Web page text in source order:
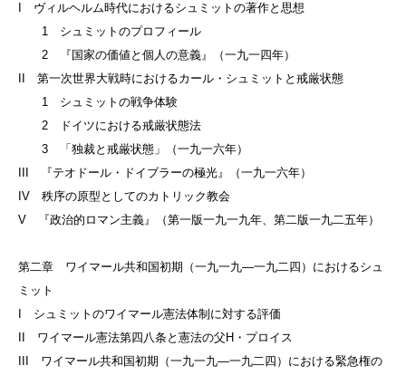
I ヴィルヘルム時代におけるシュミットの著作と思想
1 シュミットのプロフィール
2 『国家の価値と個人の意義』（一九一四年）
II 第一次世界大戦時におけるカール・シュミットと戒厳状態
1 シュミットの戦争体験
2 ドイツにおける戒厳状態法
3 「独裁と戒厳状態」（一九一六年）
III 『テオドール・ドイブラーの極光』（一九一六年）
IV 秩序の原型としてのカトリック教会
V 『政治的ロマン主義』（第一版一九一九年、第二版一九二五年）
第二章 ワイマール共和国初期（一九一九—一九二四）におけるシュ
ミット
I シュミットのワイマール憲法体制に対する評価
II ワイマール憲法第四八条と憲法の父H・プロイス
III ワイマール共和国初期（一九一九—一九二四）における緊急権の